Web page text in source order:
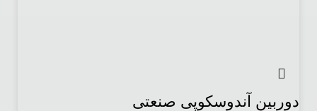
دوربین آندوسکوپی صنعتی